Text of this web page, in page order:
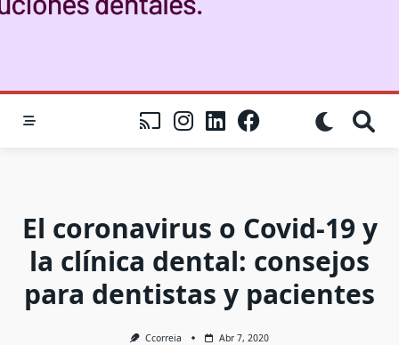
El coronavirus o Covid-19 y
la clínica dental: consejos
para dentistas y pacientes
Ccorreia Abr 7, 2020